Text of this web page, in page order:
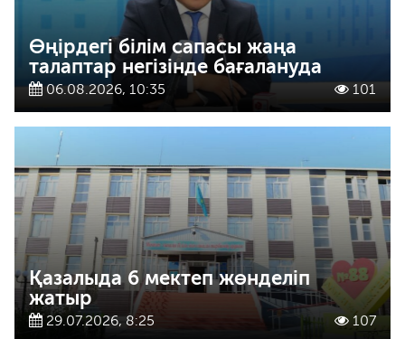
Өңірдегі білім сапасы жаңа
талаптар негізінде бағалануда
06.08.2026, 10:35 101
Қазалыда 6 мектеп жөнделіп
жатыр
29.07.2026, 8:25 107